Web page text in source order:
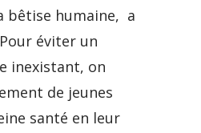
bêtise humaine, a
éviter un
inexistant, on
de jeunes
santé en leur